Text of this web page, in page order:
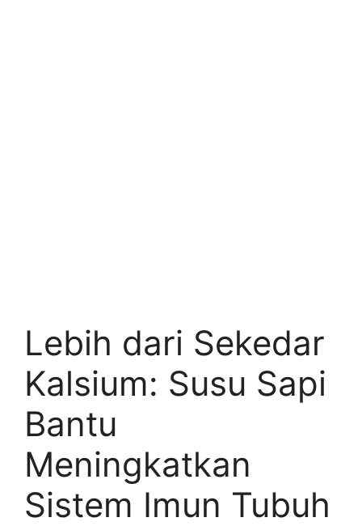
Lebih dari Sekedar
Kalsium: Susu Sapi
Bantu
Meningkatkan
Sistem Imun Tubuh